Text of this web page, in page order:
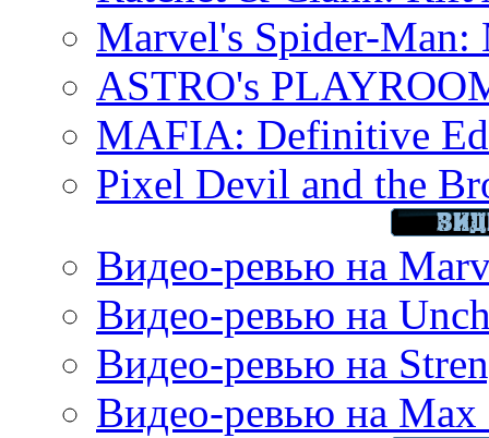
Marvel's Spider-Man:
ASTRO's
MAFIA: Definitive
Pixel Devil and the
Видео-ревью на
Видео-ревью на
Видео-ревью на
Видео-ревью на Max